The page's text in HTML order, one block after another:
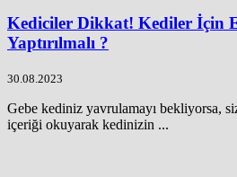
Kediciler Dikkat! Kediler İçin
Yaptırılmalı ?
30.08.2023
Gebe kediniz yavrulamayı bekliyorsa,
içeriği okuyarak kedinizin ...